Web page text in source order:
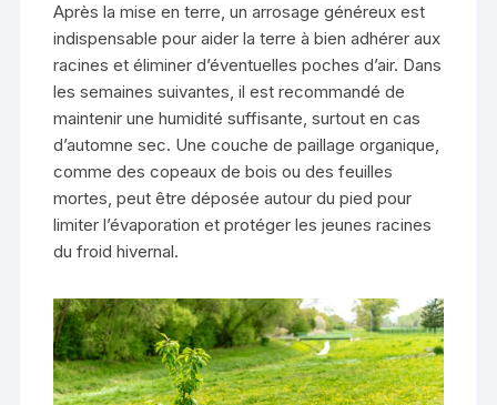
Après la mise en terre, un arrosage généreux est
indispensable pour aider la terre à bien adhérer aux
racines et éliminer d’éventuelles poches d’air. Dans
les semaines suivantes, il est recommandé de
maintenir une humidité suffisante, surtout en cas
d’automne sec. Une couche de paillage organique,
comme des copeaux de bois ou des feuilles
mortes, peut être déposée autour du pied pour
limiter l’évaporation et protéger les jeunes racines
du froid hivernal.